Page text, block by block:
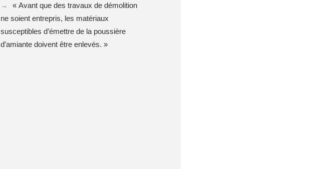
« Avant que des travaux de démolition
ne soient entrepris, les matériaux
susceptibles d’émettre de la poussière
d’amiante doivent être enlevés. »